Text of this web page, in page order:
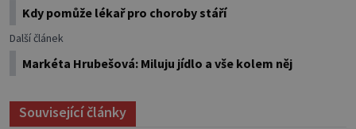
Kdy pomůže lékař pro choroby stáří
Další článek
Markéta Hrubešová: Miluju jídlo a vše kolem něj
Související články